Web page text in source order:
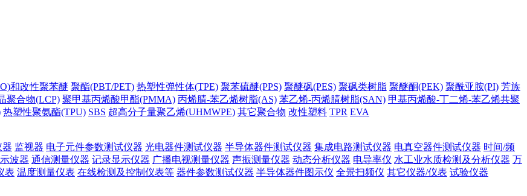
和改性聚苯醚 聚酯(PBT/PET) 热塑性弹性体(TPE) 聚苯硫醚(PPS) 聚醚砜(PES) 聚砜类树脂 聚醚酮(PEK) 聚酰亚胺(PI) 芳族
聚合物(LCP) 聚甲基丙烯酸甲酯(PMMA) 丙烯腈-苯乙烯树脂(AS) 苯乙烯-丙烯腈树脂(SAN) 甲基丙烯酸-丁二烯-苯乙烯共聚
热塑性聚氨酯(TPU) SBS 超高分子量聚乙烯(UHMWPE) 其它聚合物 改性塑料 TPR EVA
器 监视器 电子元件参数测试仪器 光电器件测试仪器 半导体器件测试仪器 集成电路测试仪器 电真空器件测试仪器 时间/频
示波器 通信测量仪器 记录显示仪器 广播电视测量仪器 声振测量仪器 动态分析仪器 电导率仪 水工业水质检测及分析仪器 万
表 温度测量仪表 在线检测及控制仪表等 器件参数测试仪器 半导体器件图示仪 全景扫频仪 其它仪器/仪表 试验仪器